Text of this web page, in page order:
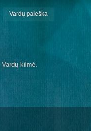
Vardų paieška
kilmė.